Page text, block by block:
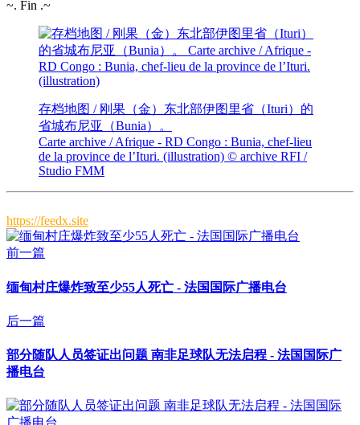
~. Fin .~
存档地图 / 刚果（金）东北部伊图里省（Ituri）的
省城布尼亚（Bunia）。
Carte archive / Afrique - RD Congo : Bunia, chef-lieu
de la province de l’Ituri. (illustration) © archive RFI /
Studio FMM
https://feedx.site
前一篇
缅甸村庄爆炸致至少55人死亡 - 法国国际广播电台
后一篇
部分随队人员签证出问题 南非足球队无法启程 - 法国国际广
播电台